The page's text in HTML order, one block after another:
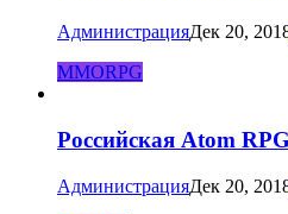
АдминистрацияДек 20,
MMORPG
Российская Atom
АдминистрацияДек 20,